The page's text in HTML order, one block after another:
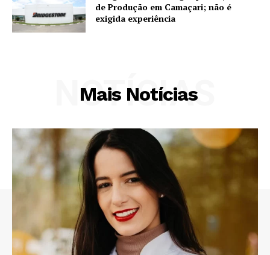
de Produção em Camaçari; não é
exigida experiência
Mais Notícias
NOTÍCIAS